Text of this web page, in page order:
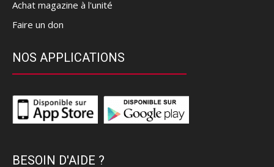
Achat magazine à l'unité
Faire un don
NOS APPLICATIONS
BESOIN D'AIDE ?